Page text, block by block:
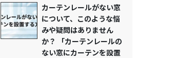
カーテンレールがない窓
について、このような悩
みや疑問はありません
か？ 「カーテンレールの
ない窓にカーテンを設置